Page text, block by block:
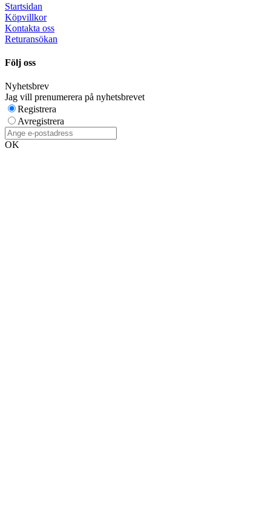
Startsidan
Köpvillkor
Kontakta oss
Returansökan
Följ oss
Nyhetsbrev
Jag vill prenumerera på nyhetsbrevet
Registrera
Avregistrera
OK